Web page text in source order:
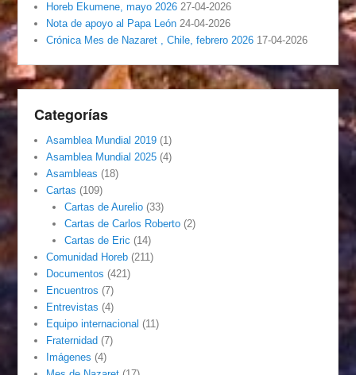
Horeb Ekumene, mayo 2026 27-04-2026
Nota de apoyo al Papa León 24-04-2026
Crónica Mes de Nazaret , Chile, febrero 2026 17-04-2026
Categorías
Asamblea Mundial 2019 (1)
Asamblea Mundial 2025 (4)
Asambleas (18)
Cartas (109)
Cartas de Aurelio(33)
Cartas de Carlos Roberto(2)
Cartas de Eric (14)
Comunidad Horeb (211)
Documentos (421)
Encuentros (7)
Entrevistas (4)
Equipo internacional (11)
Fraternidad (7)
Imágenes (4)